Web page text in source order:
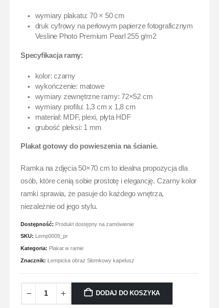
wymiary plakatu: 70 × 50 cm
druk cyfrowy na perłowym papierze fotograficznym
Vesline Photo Premium Pearl 255 g/m2
Specyfikacja ramy:
kolor: czarny
wykończenie: matowe
wymiary zewnętrzne ramy: 72×52 cm
wymiary profilu: 1,3 cm x 1,8 cm
materiał: MDF, plexi, płyta HDF
grubość pleksi: 1 mm
Plakat gotowy do powieszenia na ścianie.
Ramka na zdjęcia 50×70 cm to idealna propozycja dla
osób, które cenią sobie prostotę i elegancję. Czarny kolor
ramki sprawia, że pasuje do każdego wnętrza,
niezależnie od jego stylu.
Dostępność: Produkt dostępny na zamówienie
SKU: Lemp0009_pr
Kategoria: Plakat w ramie
Znacznik: Łempicka obraz Słomkowy kapelusz
DODAJ DO KOSZYKA